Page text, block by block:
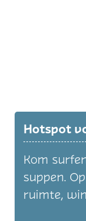
Hotspot
Kom
suppen.
ruimte,